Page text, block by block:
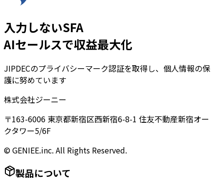
入力しないSFA
AIセールスで収益最大化
JIPDECのプライバシーマーク認証を取得し、個人情報の保
護に努めています
株式会社ジーニー
〒163-6006 東京都新宿区西新宿6-8-1 住友不動産新宿オー
クタワー5/6F
© GENIEE.inc. All Rights Reserved.
製品について